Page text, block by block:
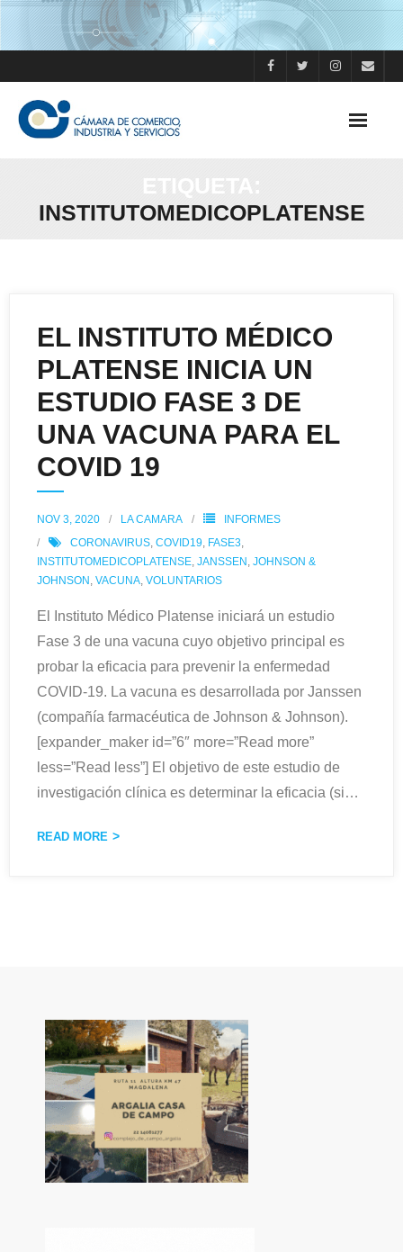
Skip
ETIQUETA:
INSTITUTOMEDICOPLATENSE
EL INSTITUTO MÉDICO
PLATENSE INICIA UN
ESTUDIO FASE 3 DE
UNA VACUNA PARA EL
COVID 19
NOV 3, 2020 LA CAMARA
INFORMES
CORONAVIRUS, COVID19, FASE3,
INSTITUTOMEDICOPLATENSE, JANSSEN , JOHNSON &
JOHNSON , VACUNA, VOLUNTARIOS
El Instituto Médico Platense iniciará un estudio
Fase 3 de una vacuna cuyo objetivo principal es
probar la eficacia para prevenir la enfermedad
COVID-19. La vacuna es desarrollada por Janssen
(compañía farmacéutica de Johnson & Johnson).
[expander_maker id=”6″ more=”Read more”
less=”Read less”] El objetivo de este estudio de
investigación clínica es determinar la eficacia (si…
READ MORE